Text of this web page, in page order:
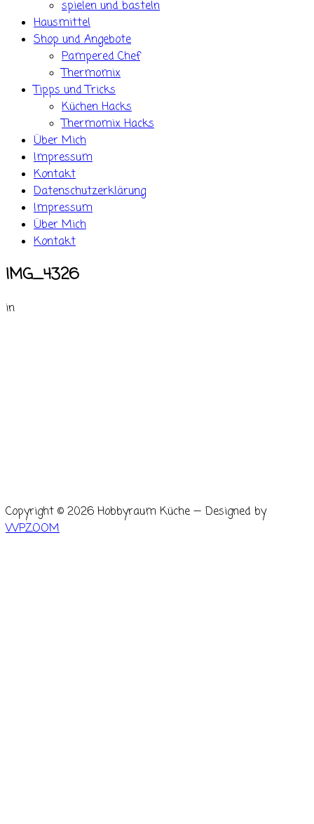
spielen und basteln
Hausmittel
Shop und Angebote
Pampered Chef
Thermomix
Tipps und Tricks
Küchen Hacks
Thermomix Hacks
Über Mich
Impressum
Kontakt
Datenschutzerklärung
Impressum
Über Mich
Kontakt
IMG_4326
in
Copyright © 2026 Hobbyraum Küche — Designed by
WPZOOM